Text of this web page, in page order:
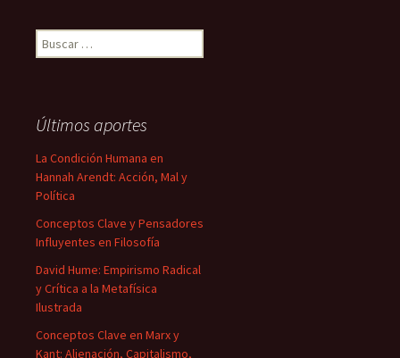
Buscar:
Últimos aportes
La Condición Humana en
Hannah Arendt: Acción, Mal y
Política
Conceptos Clave y Pensadores
Influyentes en Filosofía
David Hume: Empirismo Radical
y Crítica a la Metafísica
Ilustrada
Conceptos Clave en Marx y
Kant: Alienación, Capitalismo,